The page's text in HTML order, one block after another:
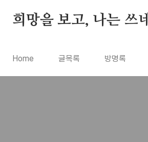
희망을 보고, 나는 쓰네
Home 글목록 방명록